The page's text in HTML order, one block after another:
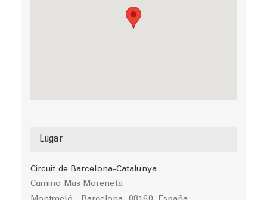
Lugar
Circuit de Barcelona-Catalunya
Camino Mas Moreneta